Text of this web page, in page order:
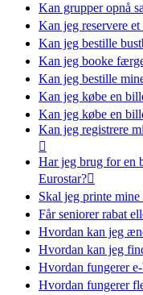
Kan grupper opnå
Kan jeg reservere
Kan jeg bestille
Kan jeg booke
Kan jeg bestille
Kan jeg købe en
Kan jeg købe en
Kan jeg registrere

Har jeg brug for en
Eurostar?
Skal jeg printe
Får seniorer rabat
Hvordan kan jeg
Hvordan kan jeg
Hvordan fungerer
Hvordan fungerer